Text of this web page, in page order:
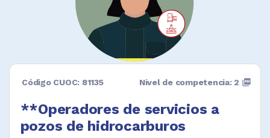
Código CUOC: 81135
**Operadores de servicios a
pozos de hidrocarburos
Nivel de competencia: 2 picture_as_pdf